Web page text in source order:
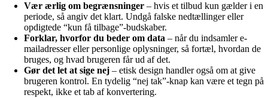
Vær ærlig om begrænsninger – hvis et tilbud kun gælder i en
periode, så angiv det klart. Undgå falske nedtællinger eller
opdigtede “kun få tilbage”-budskaber.
Forklar, hvorfor du beder om data – når du indsamler e-
mailadresser eller personlige oplysninger, så fortæl, hvordan de
bruges, og hvad brugeren får ud af det.
Gør det let at sige nej – etisk design handler også om at give
brugeren kontrol. En tydelig “nej tak”-knap kan være et tegn på
respekt, ikke et tab af konvertering.